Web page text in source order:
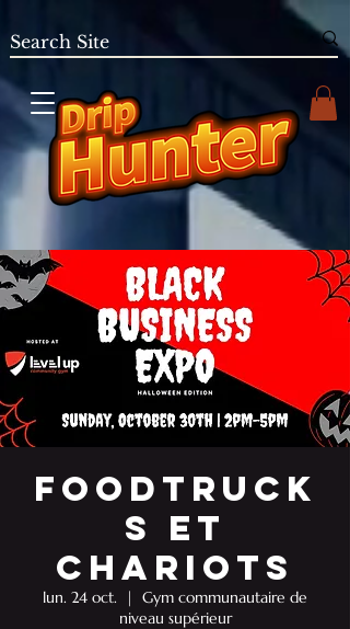
Foodtruck
s et
chariots
lun. 24 oct.
  |
Gym communautaire de
niveau supérieur